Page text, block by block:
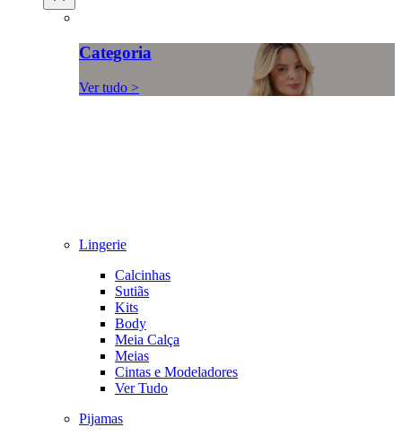
Categoria
Ver tudo >
Lingerie
Calcinhas
Sutiãs
Kits
Body
Meia Calça
Meias
Cintas e Modeladores
Ver Tudo
Pijamas